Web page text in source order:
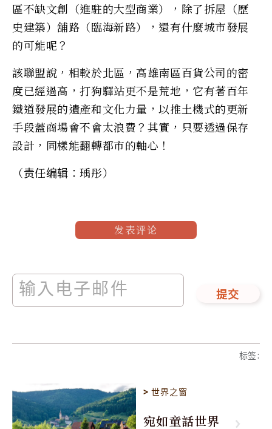
區不缺文創（進駐的大型商業），除了拆屋（歷
史建築）舖路（臨海新路），還有什麼城市發展
的可能呢？
該聯盟說，相較於北區，高雄南區百貨公司的密
度已經過高，打狗驛站更不是荒地，它有著百年
鐵道發展的遺產和文化力量，以推土機式的更新
手段蓋商場會不會太浪費？其實，只要透過保存
設計，同樣能翻轉都市的軸心！
（责任编辑：瑀彤）
发表评论
提交
标签:
>世界之窗
宛如童話世界